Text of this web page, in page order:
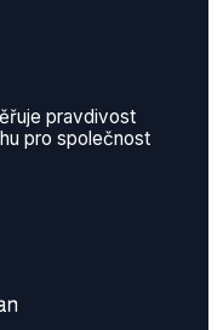
pravdivost
pro společnost